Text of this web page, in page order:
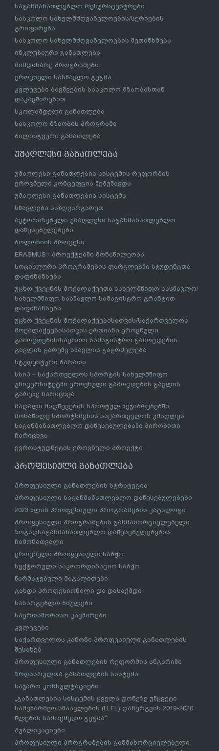
საგანმანათლებლო რესურსცენტრები
სასკოლო სახელმძღვანელოების/სერიების
გრიფირება
სასკოლო სახელმძღვანელოების შეთანხმება
ინკლუზიური განათლება
მიმდინარე პროგრამები
ეროვნული სასწავლო გეგმა
კვლევები ბავშვების სასკოლო მზაობასთან
დაკავშირებით
სკოლამდელი განათლება
სასკოლო მზაობის პროგრამა
ბილინგვური განათლება
უმაღლესი განათლება
უმაღლესი განათლების სისტემის რეფორმის
ეროვნული კონცეფცია შემუშავდა
უმაღლესი განათლების სისტემა
სწავლება საზღვარგარეთ
ავტორიზებული უმაღლესი საგანმანათლებლო
დაწესებულებები
ბოლონიის პროცესი
ERASMUS+ პროექტებში მონაწილეობა
სოციალური პროგრამების ფარგლებში სტუდენტთა
დაფინანსება
უცხო ქვეყნის მოქალაქეეთა სახელმწიფო სასწავლო/
სახელმწიფო სასწავლო სამაგისტრო გრანტით
დაფინანსება
უცხო ქვეყნის მოქალაქეებისათვის/საქართველოს
მოქალაქეებისათვის ერთიანი ეროვნული
გამოცდების/საერთო სამაგისტრო გამოცდების
გავლის გარეშე სწავლის გაგრძელება
სტუდენტური ბარათი
სსიპ – საქართველოს სპორტის სახელმწიფო
უნივერსიტეტში ეროვნული გამოცდების გავლის
გარეშე ჩარიცხვა
მაღალი მიღწევების სპორტულ შეჯიბრებებში
მონაწილე სპორტსმენის საქართველოს უმაღლეს
საგანმანათლებლო დაწესებულებაში პირობითი
ჩარიცხვა
ევროსტუდნეტის ეროვნული პროექტი
პროფესიული განათლება
პროფესიული განათლების სტრატეგია
პროფესიული საგანმანათლებლო დაწესებულებები
2023 წლის პროფესიული პროგრამების კატალოგი
პროფესიული პროგრამების განმახორციელებელი
ზოგადსაგანმანათლებლო დაწესებულებების
ჩამონათვალი
ეროვნული პროფესიული საბჭო
სექტორული საკოორდინაციო საბჭო
წარმატებული მაგალითები
გახდი პროფესიონალი და დასაქმდი
სასარგებლო ბმულები
საერთაშორისო კავშირები
კვლევები
საქართველოს კანონი პროფესიული განათლების
შესახებ
პროფესიული განათლების რეფორმის ანგარიში
ზრდასრულთა განათლების სისტემა
საჯარო კონსულტაციები
„განათლების სისტემის ყველა დონეზე უწყვეტი
სამეწარმეო სწაავლების (LLEL) დანერგვის 2019-2020
წლების სამოქმედო გეგმა“’
პუბლიკაციები
პროფესიული პროგრამების განმახორციელებელი